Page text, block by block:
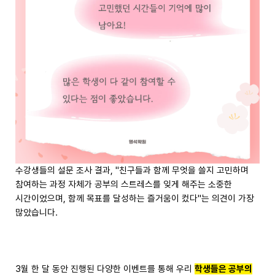
수강생들의 설문 조사 결과, "친구들과 함께 무엇을 쓸지 고민하며
참여하는 과정 자체가 공부의 스트레스를 잊게 해주는 소중한
시간이었으며, 함께 목표를 달성하는 즐거움이 컸다"는 의견이 가장
많았습니다.
3월 한 달 동안 진행된 다양한 이벤트를 통해 우리 학생들은 공부의